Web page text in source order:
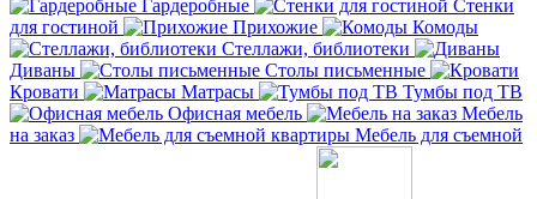
Гардеробные
Стенки
для гостиной
Прихожие
Комоды
Стеллажи, библиотеки
Диваны
Столы письменные
Кровати
Матрасы
Тумбы под ТВ
Офисная мебель
Мебель
на заказ
Мебель для съемной